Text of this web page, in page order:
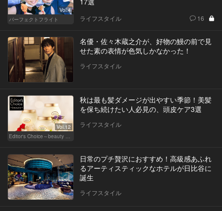
Vol.4
パーフェクトフライト
ライフスタイル 16
名優・佐々木蔵之介が、好物の鰻の前で見
せた素の表情が色気しかなかった！
ライフスタイル
Vol.12
Editor's Choice～beauty & wellness～
秋は最も髪ダメージが出やすい季節！美髪
を保ち続けたい人必見の、頭皮ケア3選
ライフスタイル
日常のプチ贅沢におすすめ！高級感あふれ
るアーティスティックなホテルが日比谷に
誕生
ライフスタイル